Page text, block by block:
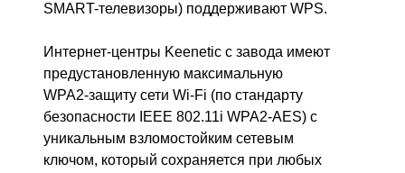
SMART-телевизоры) поддерживают WPS.
Интернет-центры Keenetic с завода имеют
предустановленную максимальную
WPA2-защиту сети Wi-Fi (по стандарту
безопасности IEEE 802.11i WPA2-AES) с
уникальным взломостойким сетевым
ключом, который сохраняется при любых